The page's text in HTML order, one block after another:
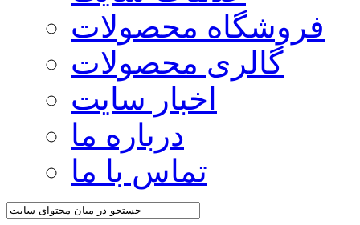
فروشگاه محصولات
گالری محصولات
اخبار سایت
درباره ما
تماس با ما